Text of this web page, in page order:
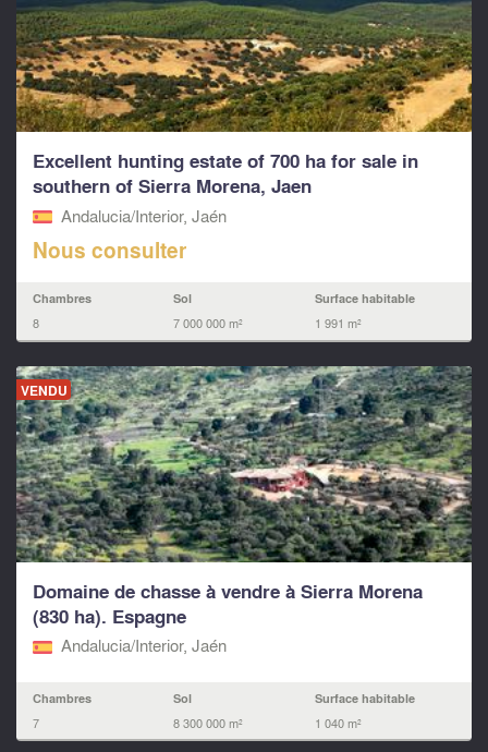
Excellent hunting estate of 700 ha for sale in
southern of Sierra Morena, Jaen
Andalucia/Interior, Jaén
Nous consulter
Chambres
8
Sol
7 000 000 m²
Surface habitable
1 991 m²
VENDU
Domaine de chasse à vendre à Sierra Morena
(830 ha). Espagne
Andalucia/Interior, Jaén
Chambres
7
Sol
8 300 000 m²
Surface habitable
1 040 m²